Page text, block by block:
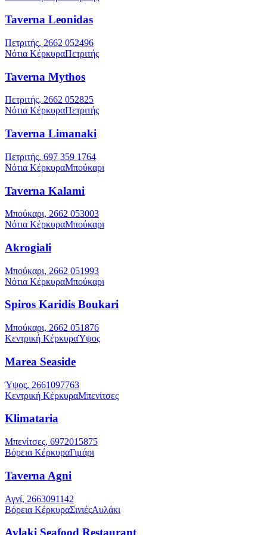
Taverna Leonidas
Πετριτής, 2662 052496
Νότια ΚέρκυραΠετριτής
Taverna Mythos
Πετριτής, 2662 052825
Νότια ΚέρκυραΠετριτής
Taverna Limanaki
Πετριτής, 697 359 1764
Νότια ΚέρκυραΜπούκαρι
Taverna Kalami
Μπούκαρι, 2662 053003
Νότια ΚέρκυραΜπούκαρι
Akrogiali
Μπούκαρι, 2662 051993
Νότια ΚέρκυραΜπούκαρι
Spiros Karidis Boukari
Μπούκαρι, 2662 051876
Κεντρική ΚέρκυραΎψος
Marea Seaside
Ύψος, 2661097763
Κεντρική ΚέρκυραΜπενίτσες
Klimataria
Μπενίτσες, 6972015875
Βόρεια ΚέρκυραΓιμάρι
Taverna Agni
Αγνί, 2663091142
Βόρεια ΚέρκυραΣινιέςΑυλάκι
Avlaki Seafood Restaurant